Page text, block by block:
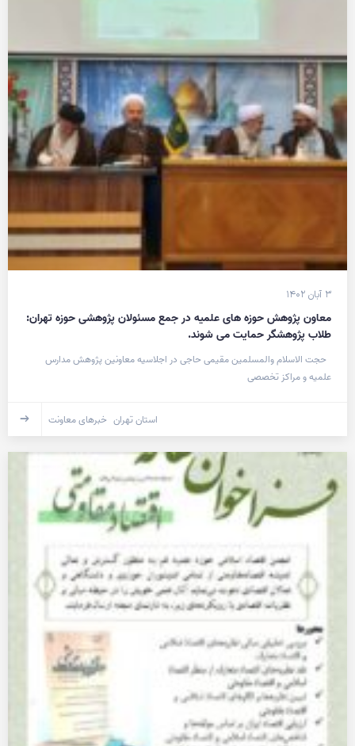
۳ آبان ۱۴۰۲
معاون پژوهش حوزه های علمیه در جمع مسئولان پژوهشی حوزه تهران:
طلاب پژوهشگر حمایت می شوند.
حجت الاسلام والمسلمین مقیمی حاجی در اجلاسیه معاونین پژوهش مدارس
علمیه و مراکز تخصصی
استان تهران خبرهای معاونت